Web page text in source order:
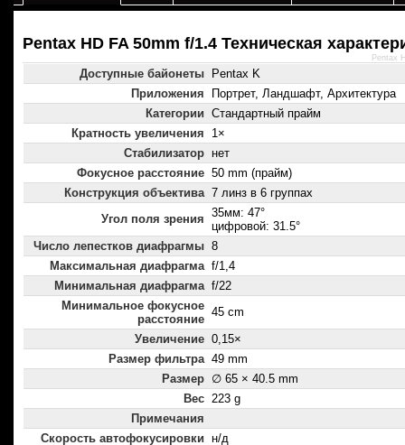
Pentax HD FA 50mm f/1.4 Техническая
Доступные байонеты
Pentax K
Приложения
Портрет, Ландшафт, Архитектура
Категории Стандартный прайм
Кратность увеличения
1×
Стабилизатор нет
Фокусное расстояние 50 mm (прайм)
Конструкция объектива 7 линз в 6 группах
Угол поля зрения 35мм: 47°
цифровой: 31.5°
Число лепестков диафрагмы 8
Максимальная диафрагма f/1,4
Минимальная диафрагма f/22
Минимальное фокусное
расстояние
45 cm
Увеличение 0,15×
Размер фильтра 49 mm
Размер ∅ 65 × 40.5 mm
Вес 223 g
Примечания
Скорость автофокусировки н/д
Pentax